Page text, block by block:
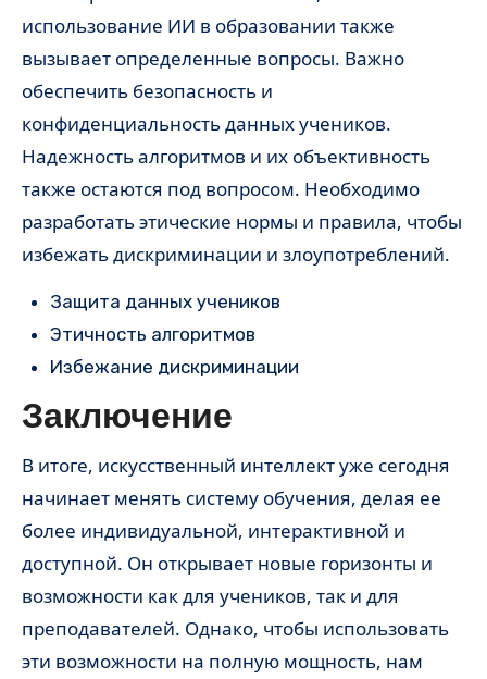
использование ИИ в образовании также
вызывает определенные вопросы. Важно
обеспечить безопасность и
конфиденциальность данных учеников.
Надежность алгоритмов и их объективность
также остаются под вопросом. Необходимо
разработать этические нормы и правила, чтобы
избежать дискриминации и злоупотреблений.
Защита данных учеников
Этичность алгоритмов
Избежание дискриминации
Заключение
В итоге, искусственный интеллект уже сегодня
начинает менять систему обучения, делая ее
более индивидуальной, интерактивной и
доступной. Он открывает новые горизонты и
возможности как для учеников, так и для
преподавателей. Однако, чтобы использовать
эти возможности на полную мощность, нам